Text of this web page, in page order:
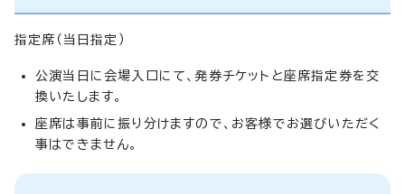
指定席（当日指定）
公演当日に会場入口にて、発券チケットと座席指定券を交
換いたします。
座席は事前に振り分けますので、お客様でお選びいただく
事はできません。